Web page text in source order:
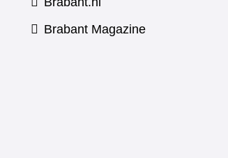
Brabant Magazine(verwijst